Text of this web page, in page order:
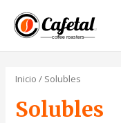
Inicio / Solubles
Solubles